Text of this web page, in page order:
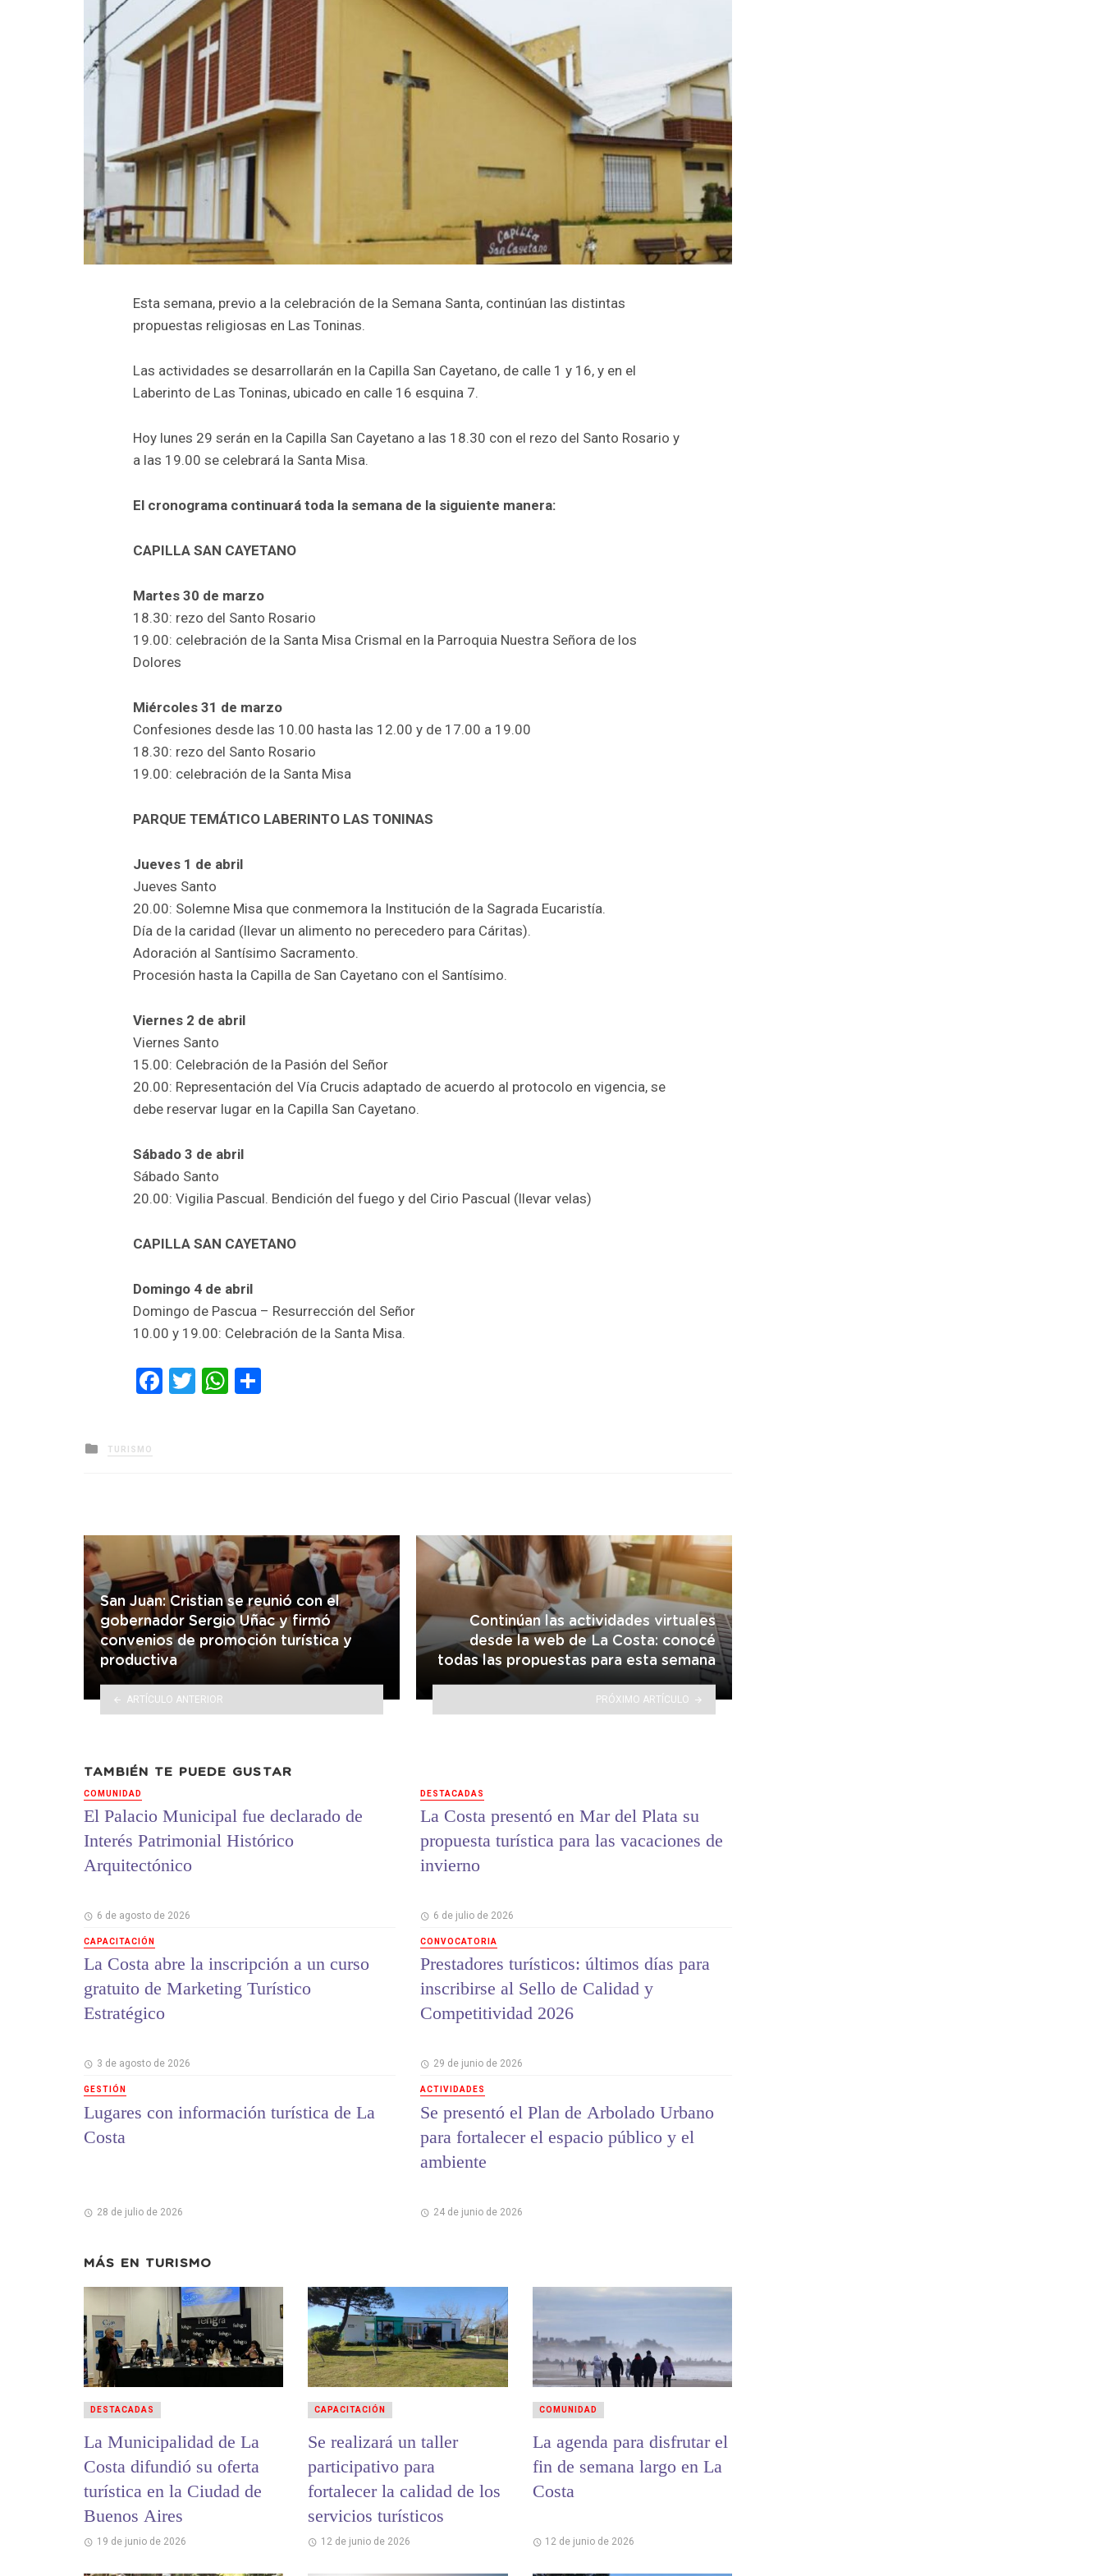
Esta semana, previo a la celebración de la Semana Santa, continúan las distintas
propuestas religiosas en Las Toninas.
Las actividades se desarrollarán en la Capilla San Cayetano, de calle 1 y 16, y en el
Laberinto de Las Toninas, ubicado en calle 16 esquina 7.
Hoy lunes 29 serán en la Capilla San Cayetano a las 18.30 con el rezo del Santo Rosario y
a las 19.00 se celebrará la Santa Misa.
El cronograma continuará toda la semana de la siguiente manera:
CAPILLA SAN CAYETANO
Martes 30 de marzo
18.30: rezo del Santo Rosario
19.00: celebración de la Santa Misa Crismal en la Parroquia Nuestra Señora de los
Dolores
Miércoles 31 de marzo
Confesiones desde las 10.00 hasta las 12.00 y de 17.00 a 19.00
18.30: rezo del Santo Rosario
19.00: celebración de la Santa Misa
PARQUE TEMÁTICO LABERINTO LAS TONINAS
Jueves 1 de abril
Jueves Santo
20.00: Solemne Misa que conmemora la Institución de la Sagrada Eucaristía.
Día de la caridad (llevar un alimento no perecedero para Cáritas).
Adoración al Santísimo Sacramento.
Procesión hasta la Capilla de San Cayetano con el Santísimo.
Viernes 2 de abril
Viernes Santo
15.00: Celebración de la Pasión del Señor
20.00: Representación del Vía Crucis adaptado de acuerdo al protocolo en vigencia, se
debe reservar lugar en la Capilla San Cayetano.
Sábado 3 de abril
Sábado Santo
20.00: Vigilia Pascual. Bendición del fuego y del Cirio Pascual (llevar velas)
CAPILLA SAN CAYETANO
Domingo 4 de abril
Domingo de Pascua – Resurrección del Señor
10.00 y 19.00: Celebración de la Santa Misa.
Facebook
TwitterWhatsApp
Posted
in
TURISMO
San Juan: Cristian se reunió con el
gobernador Sergio Uñac y firmó
convenios de promoción turística y
productiva
ARTÍCULO ANTERIOR
Continúan las actividades virtuales
desde la web de La Costa: conocé
todas las propuestas para esta semana
PRÓXIMO ARTÍCULO
TAMBIÉN TE PUEDE GUSTAR
COMUNIDAD
El Palacio Municipal fue declarado de
Interés Patrimonial Histórico
Arquitectónico
6 de agosto de 2026
CAPACITACIÓN
La Costa abre la inscripción a un curso
gratuito de Marketing Turístico
Estratégico
3 de agosto de 2026
GESTIÓN
Lugares con información turística de La
Costa
28 de julio de 2026
DESTACADAS
La Costa presentó en Mar del Plata su
propuesta turística para las vacaciones de
invierno
6 de julio de 2026
CONVOCATORIA
Prestadores turísticos: últimos días para
inscribirse al Sello de Calidad y
Competitividad 2026
29 de junio de 2026
ACTIVIDADES
Se presentó el Plan de Arbolado Urbano
para fortalecer el espacio público y el
ambiente
24 de junio de 2026
MÁS EN TURISMO
La Municipalidad de La
Costa difundió su oferta
turística en la Ciudad de
Buenos Aires
19 de junio de 2026
DESTACADAS
Se realizará un taller
participativo para
fortalecer la calidad de los
servicios turísticos
12 de junio de 2026
CAPACITACIÓN
La agenda para disfrutar el
fin de semana largo en La
Costa
12 de junio de 2026
COMUNIDAD